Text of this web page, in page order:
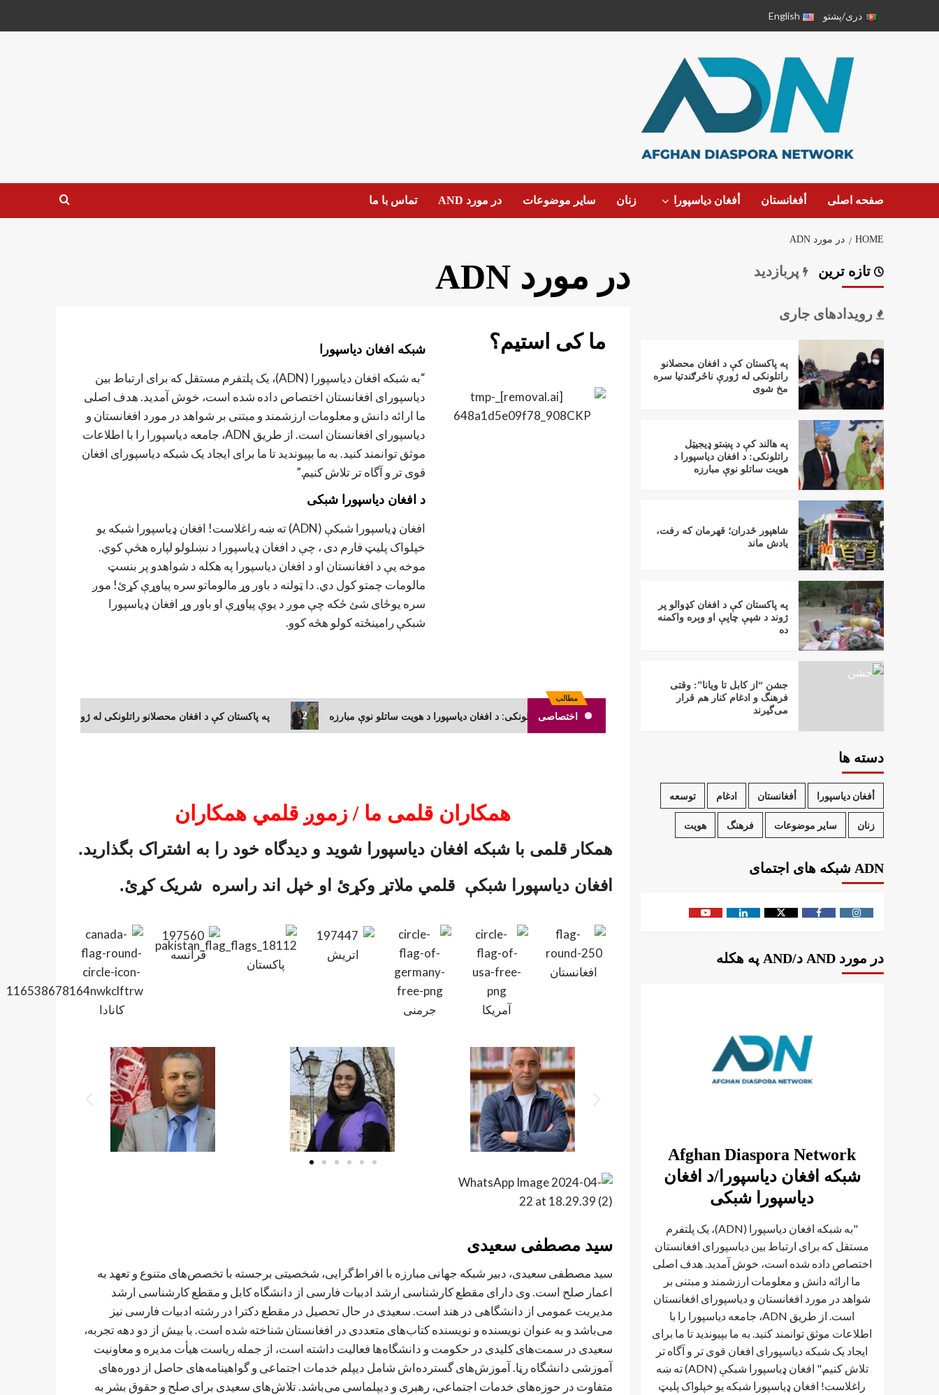
دری/پشتو English
صفحه اصلی أفغانستان أفغان دیاسپورا زنان سایر موضوعات در مورد AND تماس با ما
HOME در مورد ADN
در مورد ADN
ما کی استیم؟ شبکه افغان دیاسپورا
“به شبکه افغان دیاسپورا (ADN)، یک پلتفرم مستقل که برای ارتباط بین
دیاسپورای افغانستان اختصاص داده شده است، خوش آمدید. هدف اصلی
ما ارائه دانش و معلومات ارزشمند و مبتنی بر شواهد در مورد افغانستان و
دیاسپورای افغانستان است. از طریق ADN، جامعه دیاسپورا را با اطلاعات
موثق توانمند کنید. به ما بپیوندید تا ما برای ایجاد یک شبکه دیاسپورای افغان
قوی تر و آگاه تر تلاش کنیم.”
د افغان دیاسپورا شبکی
افغان ډیاسپورا شبکې (ADN) ته ښه راغلاست! افغان ډياسپورا شبکه یو
خپلواک پلیټ فارم دی ، چې د افغان ډیاسپورا د نښلولو لپاره هڅې کوي.
موخه يې د افغانستان او د افغان دیاسپورا په هکله د شواهدو پر بنسټ
مالومات چمتو کول دي. دا ټولنه د باور وړ مالوماتو سره پیاوړې کړئ! موږ
سره یوځای شئ ځکه چې موږ د یوې پیاوړې او باور وړ افغان ډیاسپورا
شبکې رامینځته کولو هڅه کوو.
مطالب
اختصاصی په پاکستان کې د افغان محصلانو راتلونکی له ژورې 2 په هالند کې د پښتو ډیجیټل راتلونکی: د افغان دیاسپورا د هویت ساتلو نوې مبارزه شاهپور ځدران؛ قهرمان که رفت، یادش ماند
همکاران قلمی ما / زموږ قلمي همکاران
همکار قلمی با شبکه افغان دیاسپورا شوید و دیدگاه خود را به اشتراک بگذارید.
افغان دیاسپورا شبکې قلمي ملاتړ وکړئ او خپل اند راسره شریک کړئ.
افغانستان
آمریکا جرمنی
اتریش
پاکستان
فرانسه
کانادا
سید مصطفی سعیدی
سید مصطفی سعیدی، دبیر شبکه جهانی مبارزه با افراط‌گرایی، شخصیتی برجسته با تخصص‌های متنوع و تعهد به
اعمار صلح است. وی دارای مقطع کارشناسی ارشد ادبیات فارسی از دانشگاه کابل و مقطع کارشناسی ارشد
مدیریت عمومی از دانشگاهی در هند است. سعیدی در حال تحصیل در مقطع دکترا در رشته ادبیات فارسی نیز
می‌باشد و به عنوان نویسنده و نویسنده کتاب‌های متعددی در افغانستان شناخته شده است. با بیش از دو دهه تجربه،
سعیدی در سمت‌های کلیدی در حکومت و دانشگاه‌ها فعالیت داشته است، از جمله ریاست هیأت مدیره و معاونیت
آموزشی دانشگاه رڼا. آموزش‌های گسترده‌اش شامل دیپلم خدمات اجتماعی و گواهینامه‌های حاصل از دوره‌های
متفاوت در حوزه‌های خدمات اجتماعی، رهبری و دیپلماسی می‌باشد. تلاش‌های سعیدی برای صلح و حقوق بشر به
تازه ترین پربازدید
رویدادهای جاری
په پاکستان کې د افغان محصلانو
راتلونکی له ژورې ناڅرګندتیا سره
مخ شوی
په هالند کې د پښتو ډیجیټل
راتلونکی: د افغان دیاسپورا د
هویت ساتلو نوې مبارزه
شاهپور ځدران؛ قهرمان که رفت،
یادش ماند
په پاکستان کې د افغان کډوالو پر
ژوند د شپې چاپې او وېره واکمنه
ده
جشن “از کابل تا ویانا”: وقتی
فرهنگ و ادغام کنار هم قرار
می‌گیرند
دسته ها
أفغان دیاسپورا أفغانستان ادغام توسعه
زنان سایر موضوعات فرهنگ هویت
ADN شبکه های اجتمای
در مورد AND د/AND په هکله
Afghan Diaspora Network
شبکه افغان دیاسپورا/د افغان
دیاسپورا شبکی
"به شبکه افغان دیاسپورا (ADN)، یک پلتفرم
مستقل که برای ارتباط بین دیاسپورای افغانستان
اختصاص داده شده است، خوش آمدید. هدف اصلی
ما ارائه دانش و معلومات ارزشمند و مبتنی بر
شواهد در مورد افغانستان و دیاسپورای افغانستان
است. از طریق ADN، جامعه دیاسپورا را با
اطلاعات موثق توانمند کنید. به ما بپیوندید تا ما برای
ایجاد یک شبکه دیاسپورای افغان قوی تر و آگاه تر
تلاش کنیم." افغان ډیاسپورا شبکې (ADN) ته ښه
راغلاست! افغان ډياسپورا شبکه یو خپلواک پلیټ